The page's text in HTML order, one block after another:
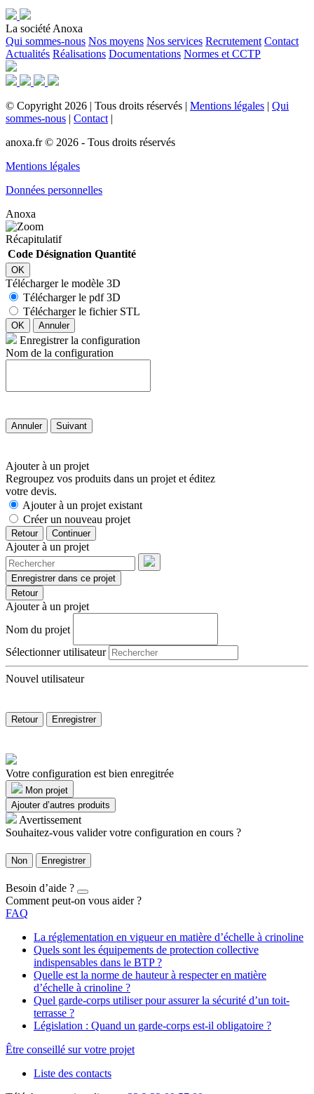
La société Anoxa
Qui sommes-nous Nos moyens Nos services Recrutement Contact
Actualités Réalisations Documentations Normes et CCTP
© Copyright 2026 | Tous droits réservés | Mentions légales | Qui
sommes-nous | Contact |
anoxa.fr © 2026 - Tous droits réservés
Mentions légales
Données personnelles
Anoxa
Récapitulatif
Code Désignation Quantité
OK
Télécharger le modèle 3D
Télécharger le pdf 3D
Télécharger le fichier STL
OK Annuler
Enregistrer la configuration
Nom de la configuration
Annuler Suivant
Ajouter à un projet
Regroupez vos produits dans un projet et éditez
votre devis.
Ajouter à un projet existant
Créer un nouveau projet
Retour Continuer
Ajouter à un projet
Enregistrer dans ce projet
Retour
Ajouter à un projet
Nom du projet
Sélectionner utilisateur
Nouvel utilisateur
Retour Enregistrer
Votre configuration est bien enregitrée
Mon projet
Ajouter d’autres produits
Avertissement
Souhaitez-vous valider votre configuration en cours ?
Non Enregistrer
Besoin d’aide ?
Comment peut-on vous aider ?
FAQ
La réglementation en vigueur en matière d’échelle à crinoline
Quels sont les équipements de protection collective
indispensables dans le BTP ?
Quelle est la norme de hauteur à respecter en matière
d’échelle à crinoline ?
Quel garde-corps utiliser pour assurer la sécurité d’un toit-
terrasse ?
Législation : Quand un garde-corps est-il obligatoire ?
Être conseillé sur votre projet
Liste des contacts